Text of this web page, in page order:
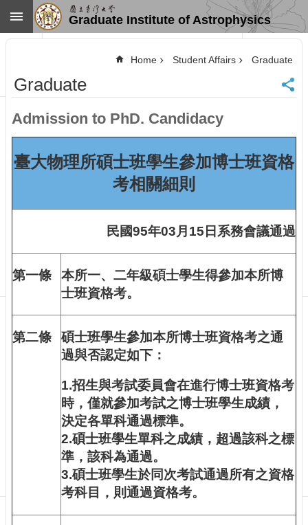
Skip to main content
Home
NTU
Contact
US
Chinese
Student
Physics
Graduate Institute of Astrophysics
Home Student Affairs Graduate
Graduate
Admission to PhD. Candidacy
臺大物理所碩士班學生參加博士班資格
考相關細則
民國95年03月15日系務會議通過
第一條
本所一、二年級碩士學生得參加本所博
士班資格考。
第二條
碩士班學生參加本所博士班資格考之通
過與否認定如下：
1.招生與考試委員會在進行博士班資格考
時，僅就參加考試之博士班學生成績，
決定各單科通過標準。
2.碩士班學生單科之成績，超過該科之標
準，該科為通過。
3.碩士班學生於同次考試通過所有之資格
考科目，則通過資格考。